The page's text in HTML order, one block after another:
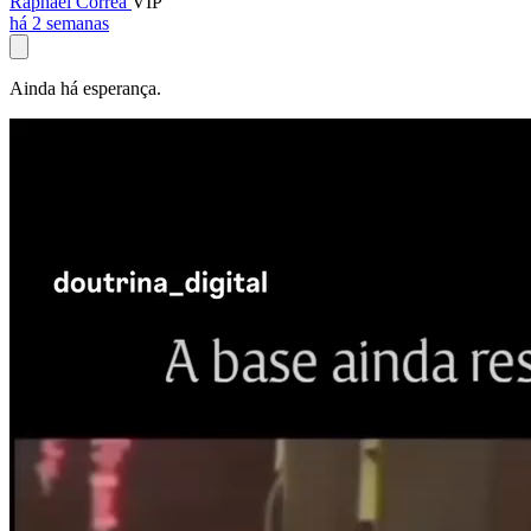
há 2 semanas
Ainda há esperança.